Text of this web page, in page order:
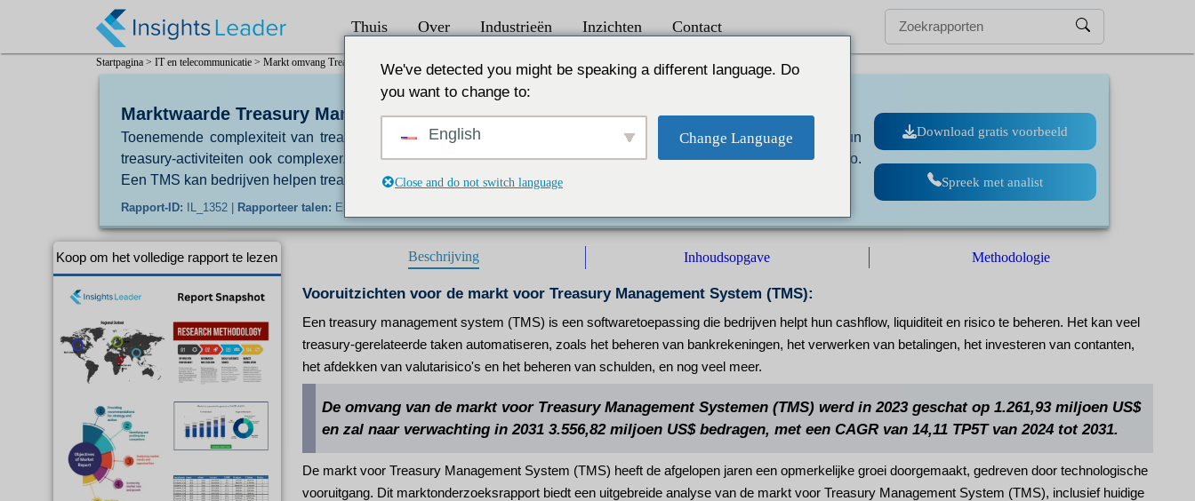
Thuis Over Industrieën Inzichten Contact
Startpagina > IT en telecommunicatie > Markt omvang Treasury Management System (TMS) 2024 tot 2031
Marktwaarde Treasury Management System (TMS) USD 3.556,82 mln in 2030
Toenemende complexiteit van treasury-activiteiten Naarmate bedrijven groeien en complexer worden, worden hun
treasury-activiteiten ook complexer. Dit kan leiden tot uitdagingen bij het beheren van cashflow, liquiditeit en risico.
Een TMS kan bedrijven helpen treasury-activiteiten te automatiseren en de efficiëntie te verbeteren.
Rapport-ID: IL_1352 | Rapporteer talen: En/Jp/Fr/De |
Download gratis voorbeeld
Spreek met analist
Koop om het volledige rapport te lezen Beschrijving Inhoudsopgave Methodologie
Vooruitzichten voor de markt voor Treasury Management System (TMS):
Een treasury management system (TMS) is een softwaretoepassing die bedrijven helpt hun cashflow, liquiditeit en risico te beheren. Het kan veel
treasury-gerelateerde taken automatiseren, zoals het beheren van bankrekeningen, het verwerken van betalingen, het investeren van contanten,
het afdekken van valutarisico's en het beheren van schulden, en nog veel meer.
De omvang van de markt voor Treasury Management Systemen (TMS) werd in 2023 geschat op 1.261,93 miljoen US$
en zal naar verwachting in 2031 3.556,82 miljoen US$ bedragen, met een CAGR van 14,11 TP5T van 2024 tot 2031.
De markt voor Treasury Management System (TMS) heeft de afgelopen jaren een opmerkelijke groei doorgemaakt, gedreven door technologische
vooruitgang. Dit marktonderzoeksrapport biedt een uitgebreide analyse van de markt voor Treasury Management System (TMS), inclusief huidige
We've detected you might be speaking a different language. Do
you want to change to:
English Change Language
Close and do not switch language